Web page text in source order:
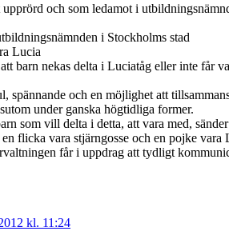
och som ledamot i
i Stockholms stad
Lucia
barn nekas delta i Luciatåg eller inte får
spännande och en möjlighet att
under ganska högtidliga former.
som vill delta i detta, att vara med,
flicka vara stjärngosse och en pojke
får i uppdrag att tydligt
kl. 11:24